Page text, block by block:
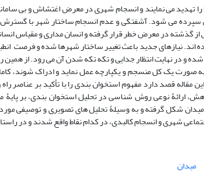
را تهدید می نمایند و انسجام شهری در معرض اغتشاش و
می شود. آشفتگی و عدم انسجام ساختار شهر با گسترش
گذشته در معرض خطر قرار گرفته و انسان مداری و مقیاس
نیازهای جدید باعث تغییر ساختار شهرها شده و فرصت
و در نهایت انتظار جدایی و تکه تکه شدن آن می رود. از
صورت یک کل منسجم و یکپارچه عمل نماید و ادراک شوند،
قصد دارد مفهوم استخوان بندی را با تأکید بر عناصر
ارائۀ نوعی روش شناسی در تحلیل استخوان بندی، بر
شکل گرفته و به وسیلۀ تحلیل های تصویری و توصیفی
شهری و انسجام کالبدی، در کدام نقاط واقع شدند و در راستای
میدان